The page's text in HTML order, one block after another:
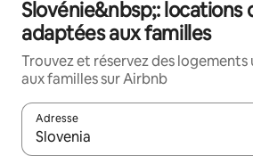
Slovénie&nbsp;: locations
adaptées aux familles
Trouvez et réservez des
aux familles sur Airbnb
Adresse
Lorsque les résultats s'affichent,